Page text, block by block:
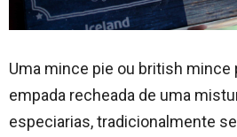
Uma mince pie ou british mince
empada recheada de uma
especiarias, tradicionalmente